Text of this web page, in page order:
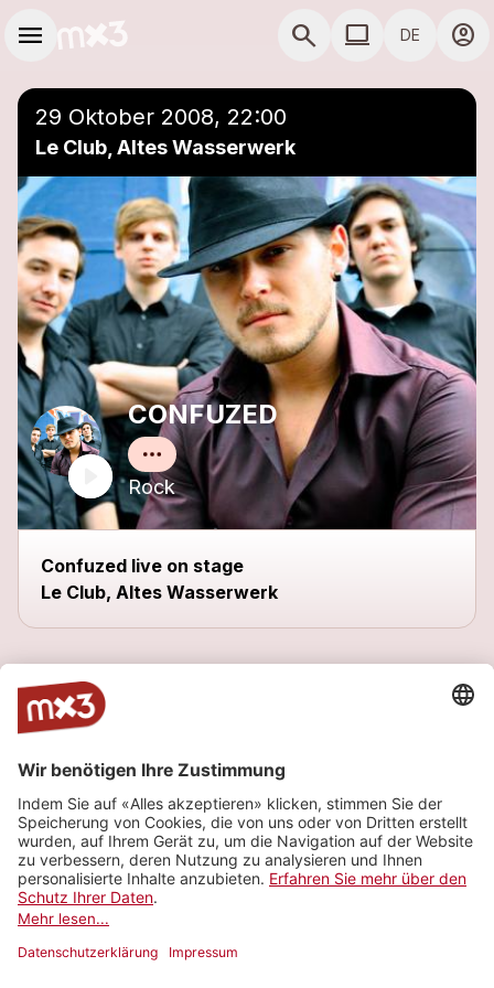
menu search COMPUTER
computer DE account_circle
29 Oktober 2008, 22:00
Le Club, Altes Wasserwerk
CONFUZED
Rock
Confuzed live on stage
Le Club, Altes Wasserwerk
Neu
CONFUZED
Let Me Out
CONFUZED
2010 Rock
more_horiz
Wrong And Right
CONFUZED
2010Rock
Einer Playlist hinzufügen close